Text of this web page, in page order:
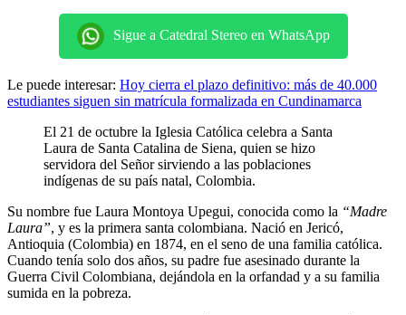
Sigue a Catedral Stereo en WhatsApp
Le puede interesar: Hoy cierra el plazo definitivo: más de 40.000
estudiantes siguen sin matrícula formalizada en Cundinamarca
El 21 de octubre la Iglesia Católica celebra a Santa
Laura de Santa Catalina de Siena, quien se hizo
servidora del Señor sirviendo a las poblaciones
indígenas de su país natal, Colombia.
Su nombre fue Laura Montoya Upegui, conocida como la “Madre
Laura”, y es la primera santa colombiana. Nació en Jericó,
Antioquia (Colombia) en 1874, en el seno de una familia católica.
Cuando tenía solo dos años, su padre fue asesinado durante la
Guerra Civil Colombiana, dejándola en la orfandad y a su familia
sumida en la pobreza.